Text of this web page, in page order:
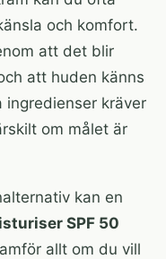
och komfort.
att det blir
att huden känns
ingredienser kräver
om målet är
kan en
SPF 50
allt om du vill